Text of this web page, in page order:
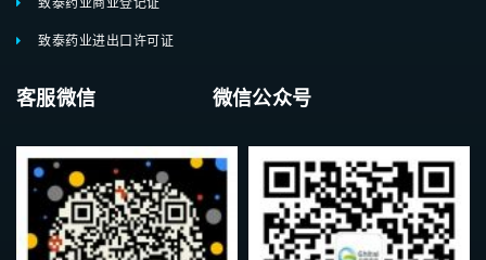
致泰药业商业登记证
致泰药业进出口许可证
客服微信 微信公众号